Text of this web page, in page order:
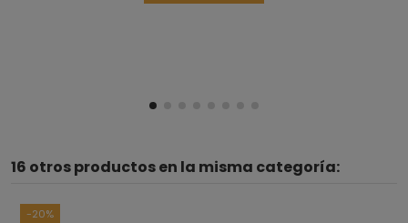
16 otros productos en la misma categoría:
-20%